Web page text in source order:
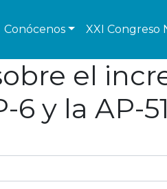
Conócenos XXI Congreso
el
y la AP-51